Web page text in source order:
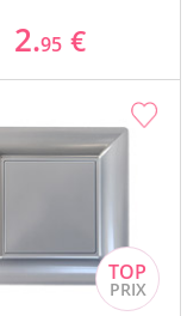
2.95 €